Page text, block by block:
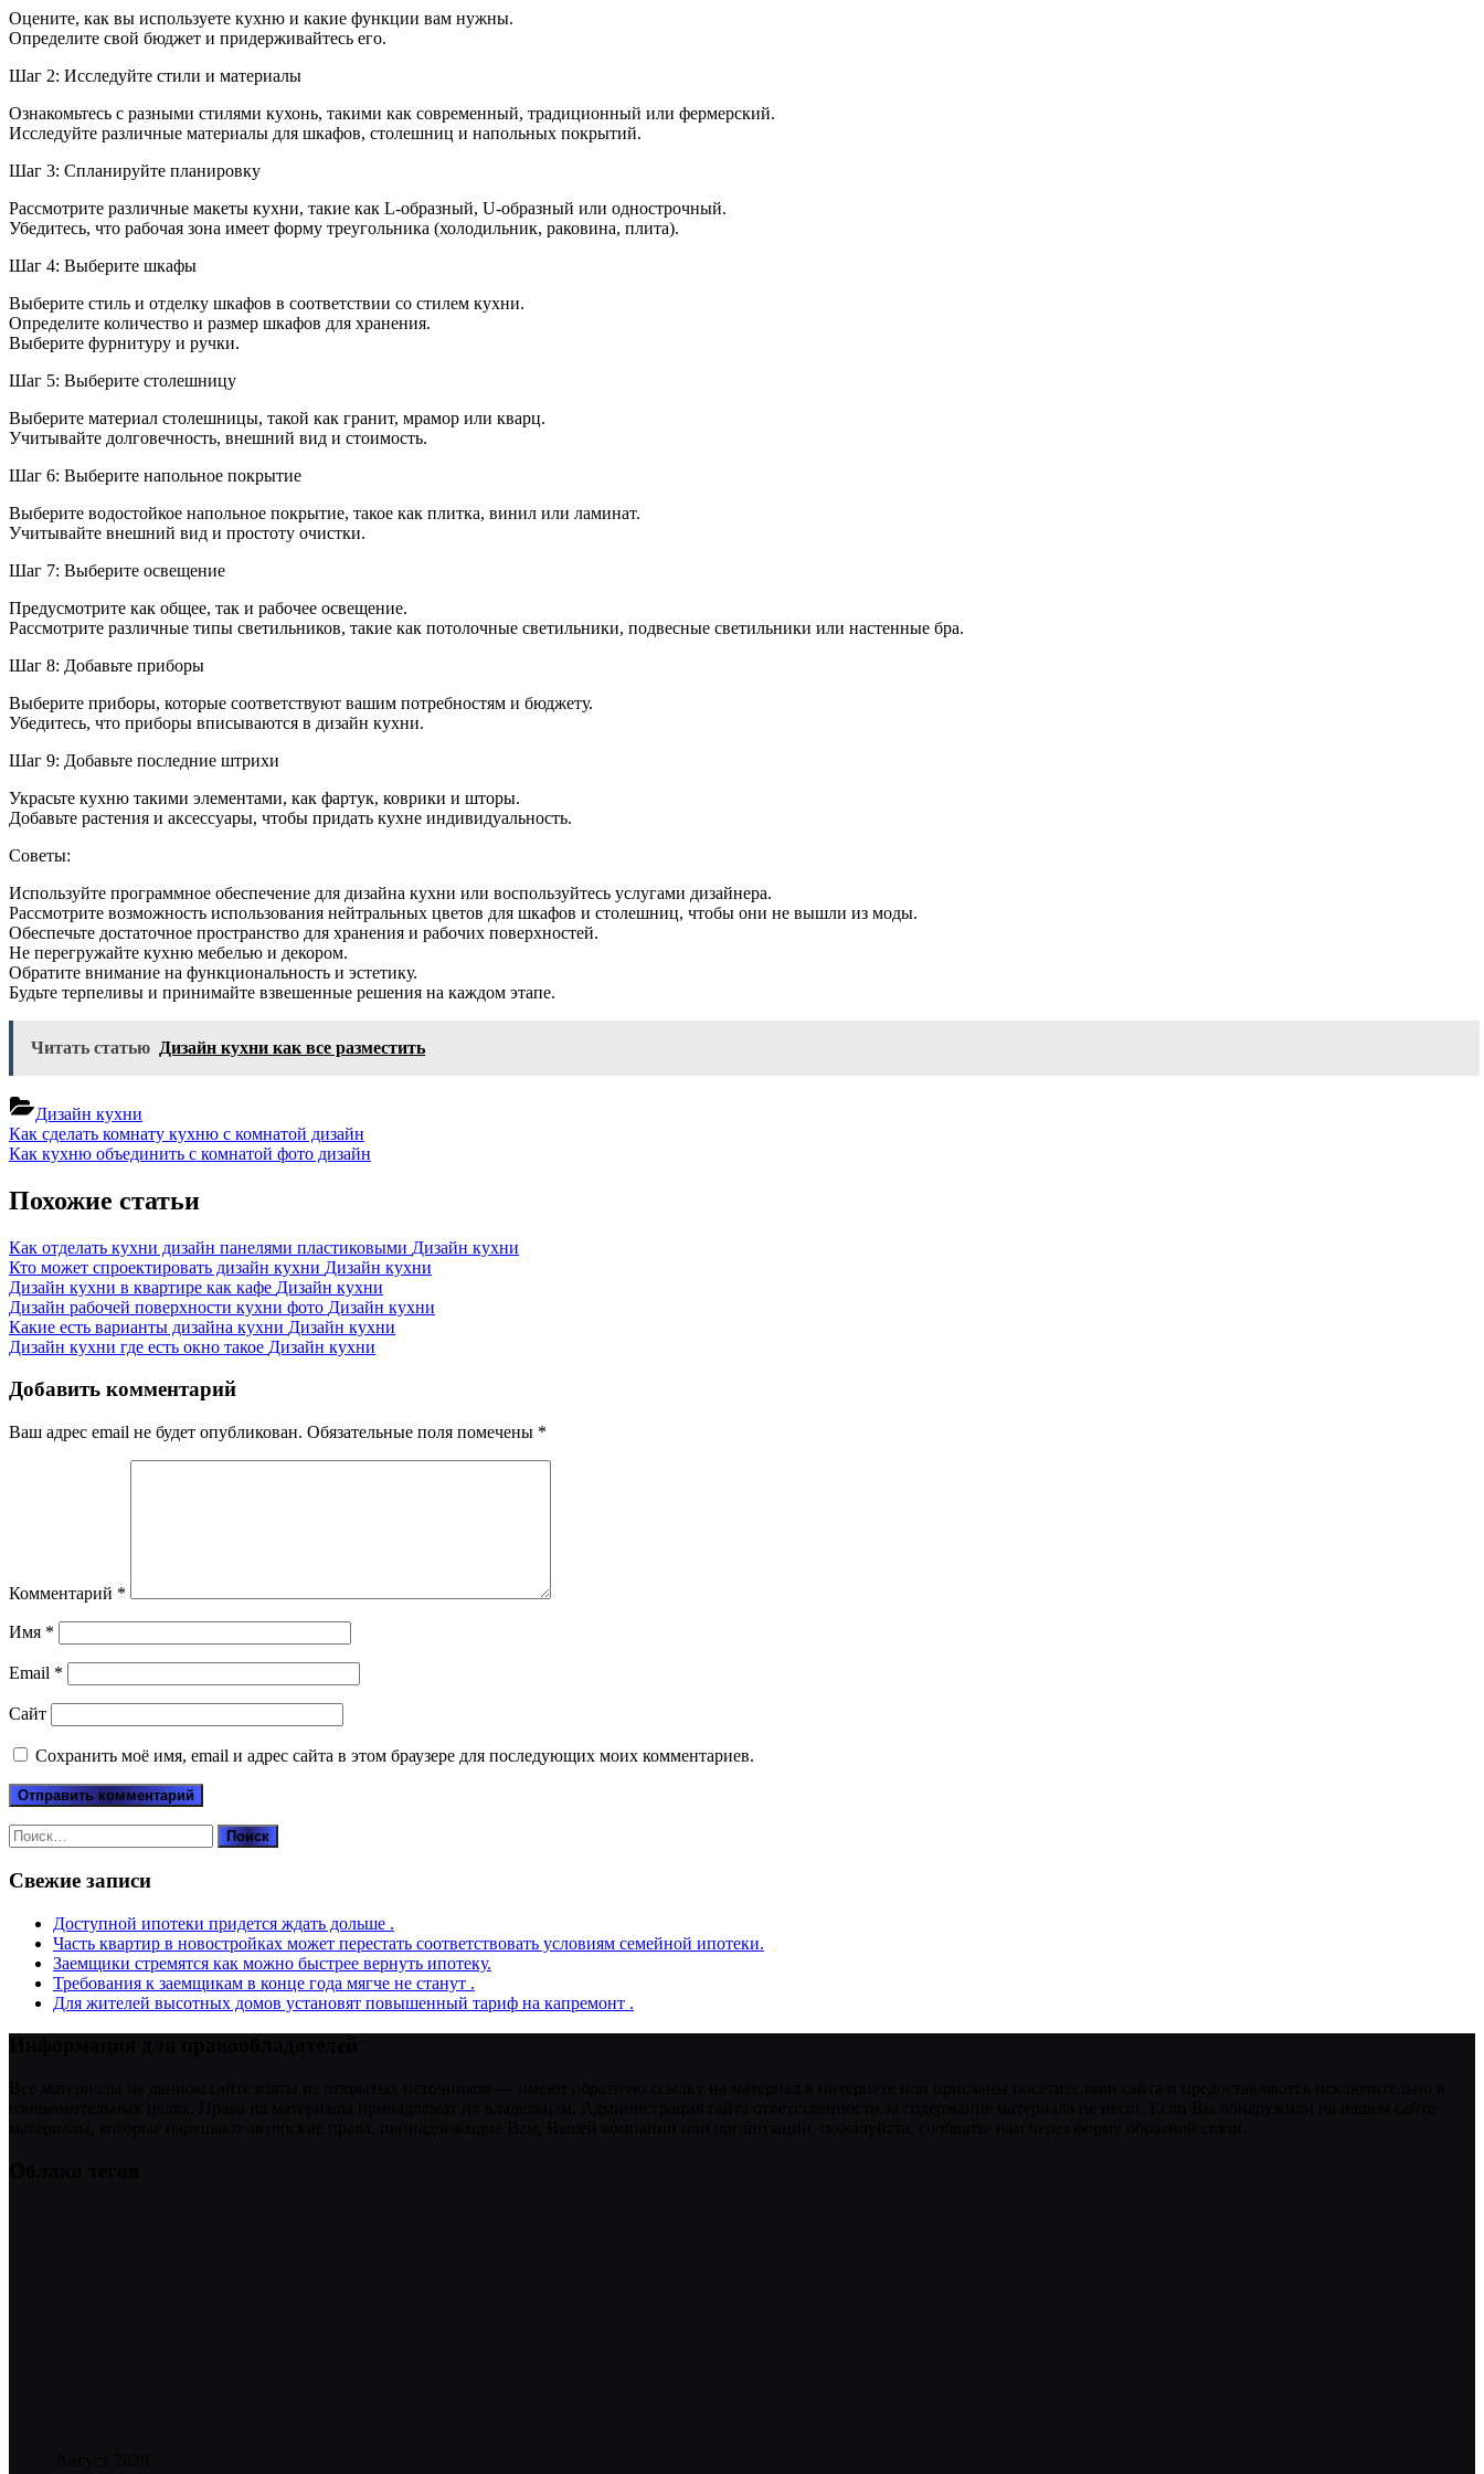
кухни
Оцените, как вы используете кухню и какие функции вам нужны.
Определите свой бюджет и придерживайтесь его.
Шаг 2: Исследуйте стили и материалы
Ознакомьтесь с разными стилями кухонь, такими как современный, традиционный или фермерский.
Исследуйте различные материалы для шкафов, столешниц и напольных покрытий.
Шаг 3: Спланируйте планировку
Рассмотрите различные макеты кухни, такие как L-образный, U-образный или однострочный.
Убедитесь, что рабочая зона имеет форму треугольника (холодильник, раковина, плита).
Шаг 4: Выберите шкафы
Выберите стиль и отделку шкафов в соответствии со стилем кухни.
Определите количество и размер шкафов для хранения.
Выберите фурнитуру и ручки.
Шаг 5: Выберите столешницу
Выберите материал столешницы, такой как гранит, мрамор или кварц.
Учитывайте долговечность, внешний вид и стоимость.
Шаг 6: Выберите напольное покрытие
Выберите водостойкое напольное покрытие, такое как плитка, винил или ламинат.
Учитывайте внешний вид и простоту очистки.
Шаг 7: Выберите освещение
Предусмотрите как общее, так и рабочее освещение.
Рассмотрите различные типы светильников, такие как потолочные светильники, подвесные светильники или настенные бра.
Шаг 8: Добавьте приборы
Выберите приборы, которые соответствуют вашим потребностям и бюджету.
Убедитесь, что приборы вписываются в дизайн кухни.
Шаг 9: Добавьте последние штрихи
Украсьте кухню такими элементами, как фартук, коврики и шторы.
Добавьте растения и аксессуары, чтобы придать кухне индивидуальность.
Советы:
Используйте программное обеспечение для дизайна кухни или воспользуйтесь услугами дизайнера.
Рассмотрите возможность использования нейтральных цветов для шкафов и столешниц, чтобы они не вышли из моды.
Обеспечьте достаточное пространство для хранения и рабочих поверхностей.
Не перегружайте кухню мебелью и декором.
Обратите внимание на функциональность и эстетику.
Будьте терпеливы и принимайте взвешенные решения на каждом этапе.
Читать статью Дизайн кухни как все разместить
Дизайн кухни
Навигация
по
записям
Previous
Post:
Как сделать комнату кухню с комнатой дизайн
Next
Как кухню объединить с комнатой фото дизайн
Похожие статьи
Как отделать кухни дизайн панелями пластиковыми Дизайн кухни
Кто может спроектировать дизайн кухни Дизайн кухни
Дизайн кухни в квартире как кафе Дизайн кухни
Дизайн рабочей поверхности кухни фото Дизайн кухни
Какие есть варианты дизайна кухни Дизайн кухни
Дизайн кухни где есть окно такое Дизайн кухни
Добавить комментарий
Ваш адрес email не будет опубликован. Обязательные поля помечены *
Комментарий *
Имя *
Email *
Сайт
Сохранить моё имя, email и адрес сайта в этом браузере для последующих моих комментариев.
Найти:
Свежие записи
Доступной ипотеки придется ждать дольше .
Часть квартир в новостройках может перестать соответствовать условиям семейной ипотеки.
Заемщики стремятся как можно быстрее вернуть ипотеку.
Требования к заемщикам в конце года мягче не станут .
Для жителей высотных домов установят повышенный тариф на капремонт .